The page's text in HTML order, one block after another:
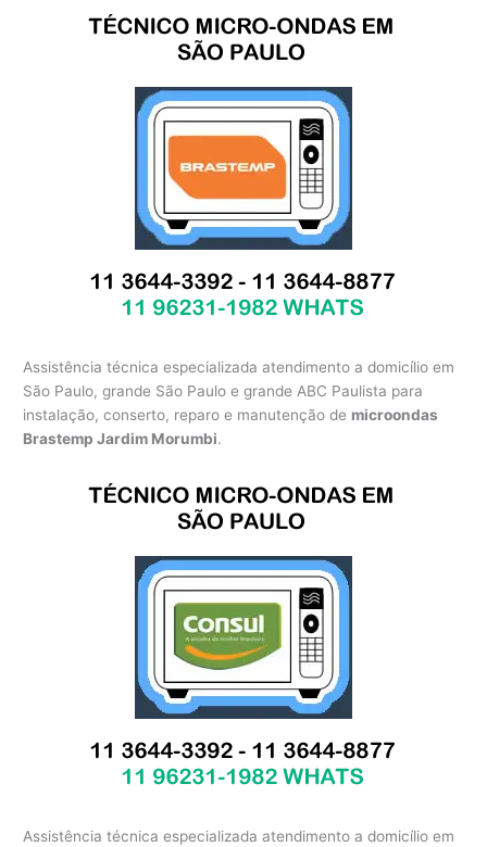
Assistência técnica especializada atendimento a domicílio em
São Paulo, grande São Paulo e grande ABC Paulista para
instalação, conserto, reparo e manutenção de microondas
Brastemp Jardim Morumbi.
Assistência técnica especializada atendimento a domicílio em